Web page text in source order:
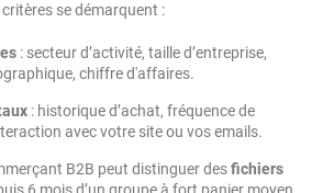
se démarquent :
: secteur d’activité, taille d’entreprise,
chiffre d'affaires.
: historique d’achat, fréquence de
avec votre site ou vos emails.
B2B peut distinguer desfichiers